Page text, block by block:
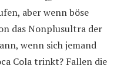
aber wenn böse
das Nonplusultra der
wenn sich jemand
Cola trinkt? Fallen die